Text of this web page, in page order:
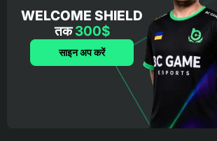
WELCOME SHIELD
तक300$
साइन अप करें